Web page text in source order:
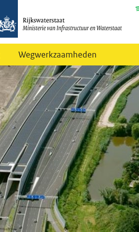
Wegwerkzaamheden